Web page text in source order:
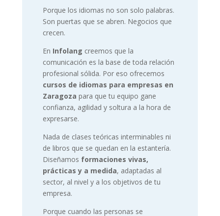
Porque los idiomas no son solo palabras.
Son puertas que se abren. Negocios que
crecen.
En Infolang creemos que la
comunicación es la base de toda relación
profesional sólida. Por eso ofrecemos
cursos de idiomas para empresas en
Zaragoza para que tu equipo gane
confianza, agilidad y soltura a la hora de
expresarse.
Nada de clases teóricas interminables ni
de libros que se quedan en la estantería.
Diseñamos formaciones vivas,
prácticas y a medida, adaptadas al
sector, al nivel y a los objetivos de tu
empresa.
Porque cuando las personas se